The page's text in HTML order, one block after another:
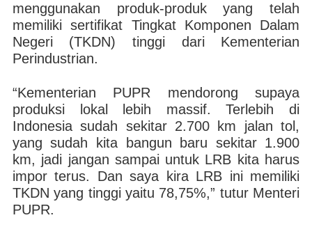
menggunakan produk-produk yang telah
memiliki sertifikat Tingkat Komponen Dalam
Negeri (TKDN) tinggi dari Kementerian
Perindustrian.
“Kementerian PUPR mendorong supaya
produksi lokal lebih massif. Terlebih di
Indonesia sudah sekitar 2.700 km jalan tol,
yang sudah kita bangun baru sekitar 1.900
km, jadi jangan sampai untuk LRB kita harus
impor terus. Dan saya kira LRB ini memiliki
TKDN yang tinggi yaitu 78,75%,” tutur Menteri
PUPR.